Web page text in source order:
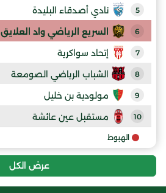
5 نادي أصدقاء البليدة
6 السريع الرياضي واد العلايق
7 إتحاد سواكرية
8 الشباب الرياضي الصومعة
9 مولودية بن خليل
10 مستقبل عين عائشة
الهبوط
عرض الكل